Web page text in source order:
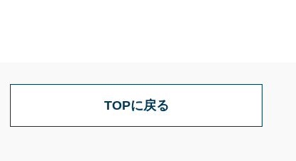
TOPに戻る